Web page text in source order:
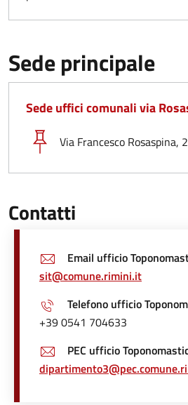
Sede principale
Sede uffici comunali via
Via Francesco
Contatti
Email ufficio
sit@comune.rimini.it
Telefono ufficio
+39 0541 704633
PEC ufficio